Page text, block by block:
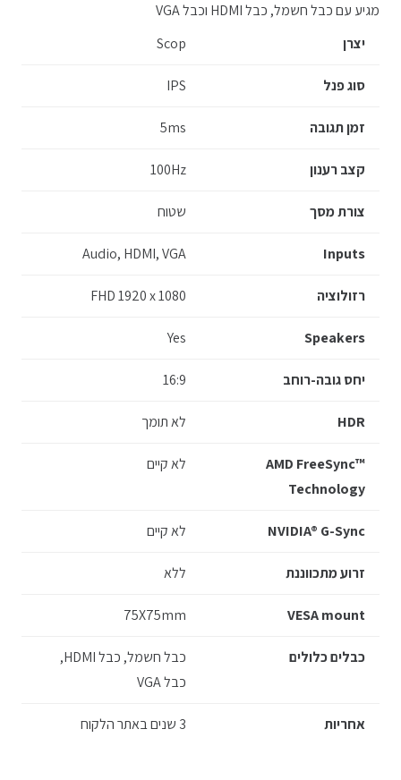
מגיע עם כבל חשמל, כבל HDMI וכבל VGA
יצרן
Scop
סוג פנל IPS
זמן תגובה 5ms
קצב רענון 100Hz
צורת מסך שטוח
Inputs
Audio, HDMI, VGA
רזולוציה FHD 1920 x 1080
Speakers
Yes
יחס גובה-רוחב 16:9
HDR לא תומך
AMD FreeSync™
Technology
לא קיים
NVIDIA® G-Sync לא קיים
זרוע מתכווננת ללא
VESA mount
75X75mm
כבלים כלולים
כבל חשמל, כבל HDMI,
כבל VGA
אחריות 3 שנים באתר הלקוח